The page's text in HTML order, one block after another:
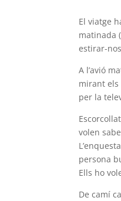
El viatge
matinada
estirar-
A l’avió
mirant els
per la
volen
persona
Ells ho
De camí